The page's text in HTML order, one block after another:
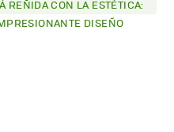
REÑIDA CON LA ESTÉTICA:
DISEÑO